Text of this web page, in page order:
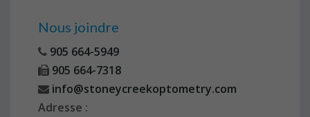
Nous joindre
905 664-5949
905 664-7318
info@stoneycreekoptometry.com
Adresse :